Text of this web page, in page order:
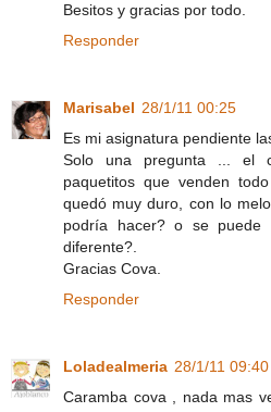
Besitos y gracias por todo.
Responder
Marisabel 28/1/11 00:25
Es mi asignatura pendiente
Solo una pregunta ... el
paquetitos que venden
quedó muy duro, con lo
podría hacer? o se puede
diferente?.
Gracias Cova.
Responder
Loladealmeria 28/1/11 09:40
Caramba cova , nada mas